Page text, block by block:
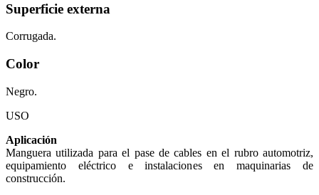
Superficie externa
Corrugada.
Color
Negro.
USO
Aplicación
Manguera utilizada para el pase de cables en el rubro automotriz,
equipamiento eléctrico e instalaciones en maquinarias de
construcción.